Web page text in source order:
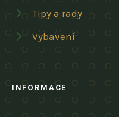
Tipy a rady
Vybavení
INFORMACE